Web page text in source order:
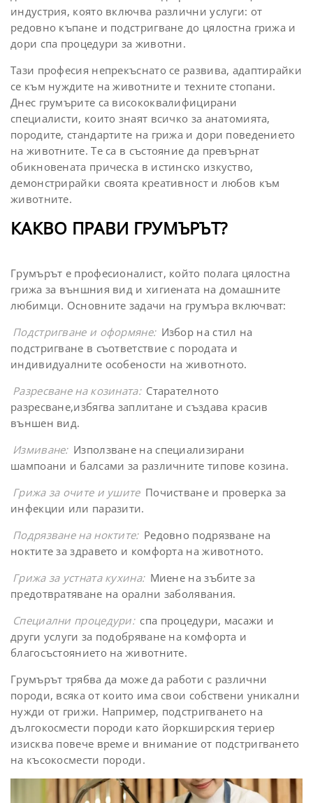
индустрия, която включва различни услуги: от
редовно къпане и подстригване до цялостна грижа и
дори спа процедури за животни.
Тази професия непрекъснато се развива, адаптирайки
се към нуждите на животните и техните стопани.
Днес грумърите са висококвалифицирани
специалисти, които знаят всичко за анатомията,
породите, стандартите на грижа и дори поведението
на животните. Те са в състояние да превърнат
обикновената прическа в истинско изкуство,
демонстрирайки своята креативност и любов към
животните.
КАКВО ПРАВИ ГРУМЪРЪТ?
Грумърът е професионалист, който полага цялостна
грижа за външния вид и хигиената на домашните
любимци. Основните задачи на грумъра включват:
Подстригване и оформяне: Избор на стил на
подстригване в съответствие с породата и
индивидуалните особености на животното.
Разресване на козината: Старателното
разресване,избягва заплитане и създава красив
външен вид.
Измиване: Използване на специализирани
шампоани и балсами за различните типове козина.
Грижа за очите и ушите Почистване и проверка за
инфекции или паразити.
Подрязване на ноктите: Редовно подрязване на
ноктите за здравето и комфорта на животното.
Грижа за устната кухина: Миене на зъбите за
предотвратяване на орални заболявания.
Специални процедури: спа процедури, масажи и
други услуги за подобряване на комфорта и
благосъстоянието на животните.
Грумърът трябва да може да работи с различни
породи, всяка от които има свои собствени уникални
нужди от грижи. Например, подстригването на
дългокосмести породи като йоркширския териер
изисква повече време и внимание от подстригването
на късокосмести породи.